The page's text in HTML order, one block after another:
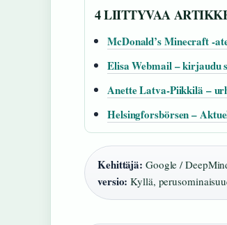
4 LIITTYVAA
McDonald’s Minecraft -
Elisa Webmail – kirjaudu
Anette Latva-Piikkilä –
Helsingforsbörsen –
Kehittäjä: Google /
versio: Kyllä,